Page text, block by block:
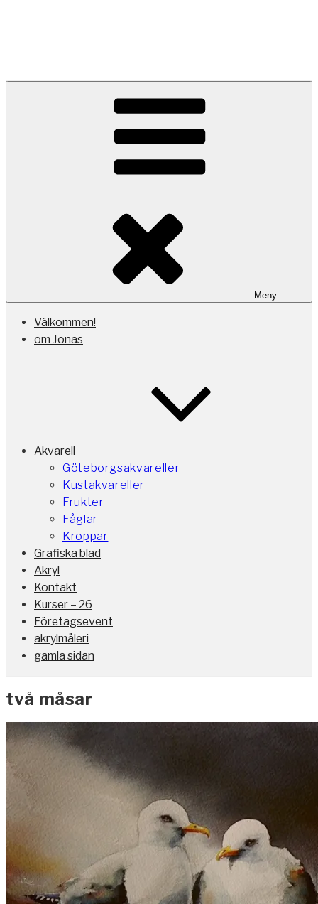
Meny
Välkommen!
om Jonas
Akvarell
Göteborgsakvareller
Kustakvareller
Frukter
Fåglar
Kroppar
Grafiska blad
Akryl
Kontakt
Kurser – 26
Företagsevent
akrylmåleri
gamla sidan
två måsar